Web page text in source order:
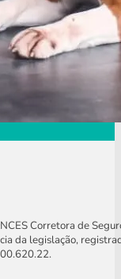
Corretora de
da legislação,